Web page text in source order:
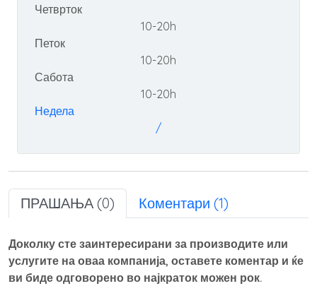
Четврток
10-20h
Петок
10-20h
Сабота
10-20h
Недела
/
ПРАШАЊА (0) Коментари (1)
Доколку сте заинтересирани за производите или
услугите на оваа компанија, оставете коментар и ќе
ви биде одговорено во најкраток можен рок.